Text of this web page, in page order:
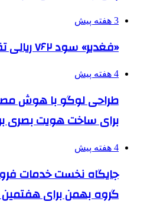
3 هفته پیش
«فغدیر» سود ۷۶۲ ریالی تقسیم کرد
4 هفته پیش
طراحی لوگو با هوش
برای ساخت هویت بصری
4 هفته پیش
جایگاه نخست خدمات
گروه بهمن برای